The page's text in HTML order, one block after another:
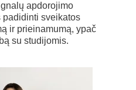
apdorojimo
padidinti sveikatos
ir prieinamumą, ypač
su studijomis.